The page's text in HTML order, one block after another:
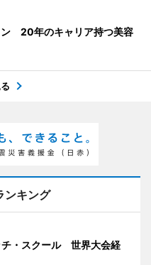
ン 20年のキャリア持つ美容
ンキング
チ・スクール 世界大会経